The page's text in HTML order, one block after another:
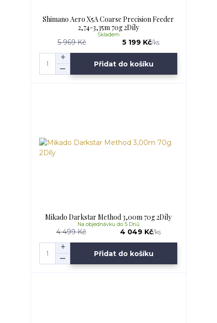
Shimano Aero X5A Coarse Precision Feeder
2,74-3,35m 70g 2Díly
5 969 Kč 5 199 Kč/ks
Skladem
Přidat do košíku
Mikado Darkstar Method 3,00m 70g 2Díly
4 499 Kč 4 049 Kč/ks
Na objednávku do 5 Dnů
Přidat do košíku